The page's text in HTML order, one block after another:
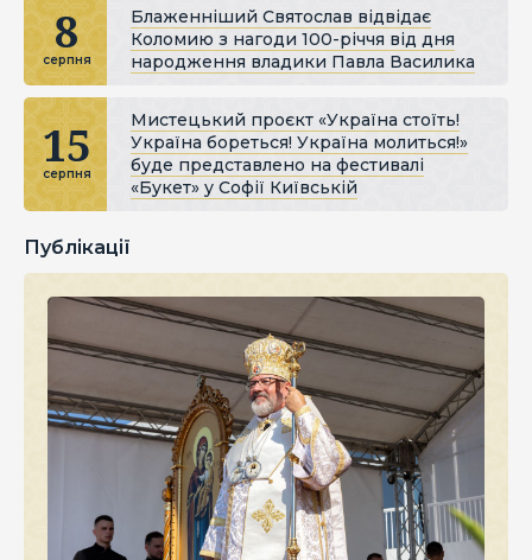
8
серпня
Блаженніший Святослав відвідає
Коломию з нагоди 100-річчя від дня
народження владики Павла Василика
15
серпня
Мистецький проєкт «Україна стоїть!
Україна бореться! Україна молиться!»
буде представлено на фестивалі
«Букет» у Софії Київській
Публікації